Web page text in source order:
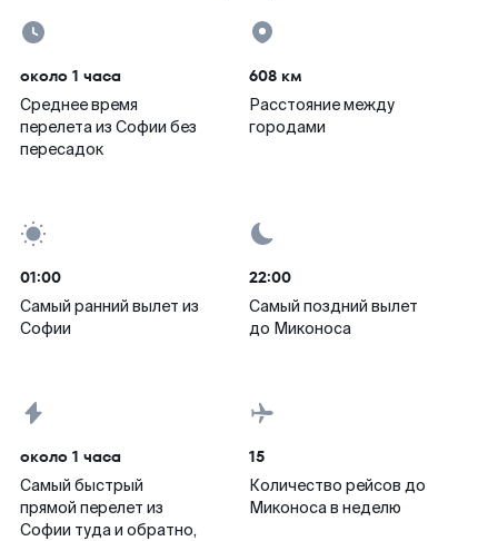
около 1 часа
Среднее время
перелета из Софии без
пересадок
608 км
Расстояние между
городами
01:00
Самый ранний вылет из
Софии
22:00
Самый поздний вылет
до Миконоса
около 1 часа
Самый быстрый
прямой перелет из
Софии туда и обратно,
15
Количество рейсов до
Миконоса в неделю